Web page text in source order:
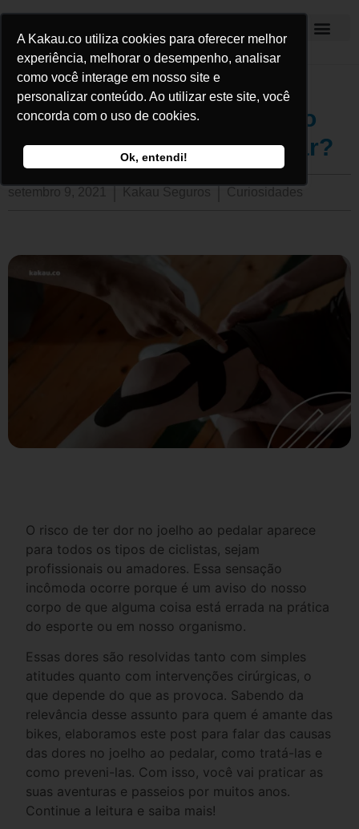
A Kakau.co utiliza cookies para oferecer melhor
experiência, melhorar o desempenho, analisar
como você interage em nosso site e
personalizar conteúdo. Ao utilizar este site, você
concorda com o uso de cookies.
Ok, entendi!
Dor no joelho ao pedalar: o
que pode ser e como evitar?
setembro 9, 2021 Kakau Seguros Curiosidades
O risco de ter dor no joelho ao pedalar aparece
para todos os tipos de ciclistas, sejam
profissionais ou amadores. Essa sensação
incômoda ocorre porque é um aviso do nosso
corpo de que alguma coisa está errada na prática
do esporte ou em nosso organismo.
Essas dores são resolvidas tanto com simples
atitudes quanto com intervenções cirúrgicas, o
que depende do que as provoca. Sabendo da
relevância desse assunto para quem é amante das
bikes, elaboramos este post para falar das causas
das dores no joelho ao pedalar, como tratá-las e
como preveni-las. Com isso, você vai praticar as
suas aventuras e passeios por muitos anos.
Continue a leitura e saiba mais!